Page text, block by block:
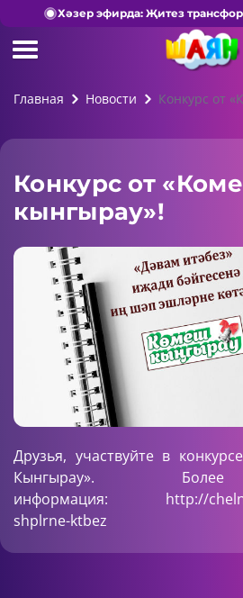
Хәзер эфирда: Җитез
Главная Новости Конкурс от
Конкурс от
кынгырау»!
Друзья, участвуйте в
Кынгырау».
информация: http://
shplrne-ktbez